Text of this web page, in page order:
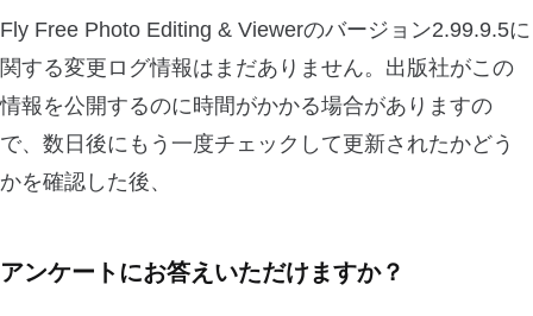
Fly Free Photo Editing & Viewerのバージョン2.99.9.5に
関する変更ログ情報はまだありません。出版社がこの
情報を公開するのに時間がかかる場合がありますの
で、数日後にもう一度チェックして更新されたかどう
かを確認した後、
アンケートにお答えいただけますか？